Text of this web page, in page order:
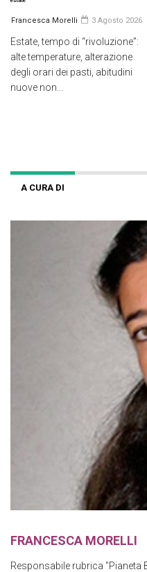
Francesca Morelli 3 Agosto 2026
Estate, tempo di “rivoluzione”:
alte temperature, alterazione
degli orari dei pasti, abitudini
nuove non...
A CURA DI
FRANCESCA MORELLI
Responsabile rubrica "Pianeta